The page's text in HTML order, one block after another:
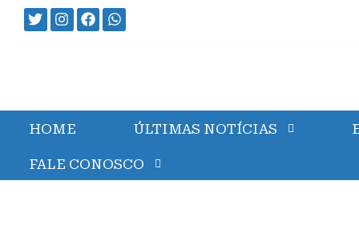
HOME ÚLTIMAS NOTÍCIAS
FALE CONOSCO